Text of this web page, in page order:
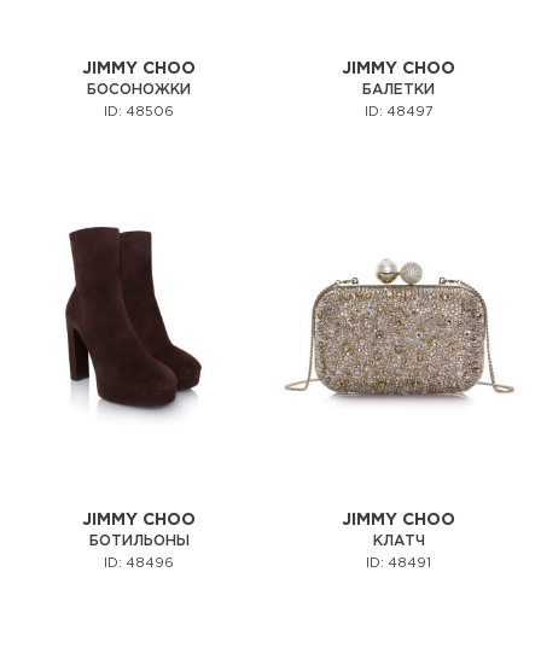
JIMMY CHOO
БОСОНОЖКИ
ID: 48506
JIMMY CHOO
БАЛЕТКИ
ID: 48497
JIMMY CHOO
БОТИЛЬОНЫ
ID: 48496
JIMMY CHOO
КЛАТЧ
ID: 48491